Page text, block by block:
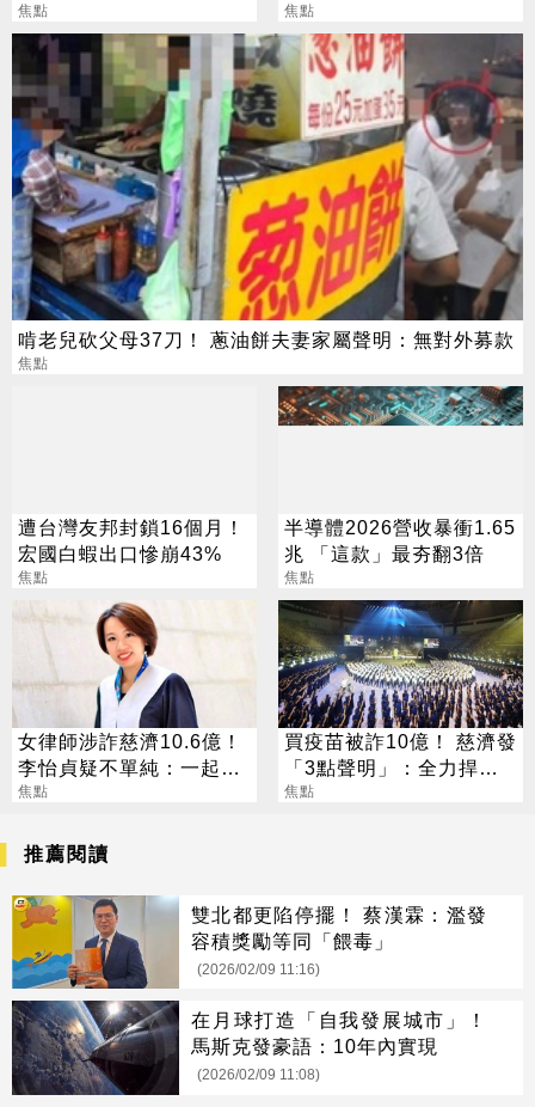
次看
焦點
半導體迎新革命
焦點
啃老兒砍父母37刀！ 蔥油餅夫妻家屬聲明：無對外募款
焦點
遭台灣友邦封鎖16個月！
宏國白蝦出口慘崩43%
焦點
半導體2026營收暴衝1.65
兆 「這款」最夯翻3倍
焦點
女律師涉詐慈濟10.6億！
李怡貞疑不單純：一起洗
錢？
焦點
買疫苗被詐10億！ 慈濟發
「3點聲明」：全力捍衛
捐款人權益
焦點
推薦閱讀
雙北都更陷停擺！ 蔡漢霖：濫發
容積獎勵等同「餵毒」
(2026/02/09 11:16)
在月球打造「自我發展城市」！
馬斯克發豪語：10年內實現
(2026/02/09 11:08)